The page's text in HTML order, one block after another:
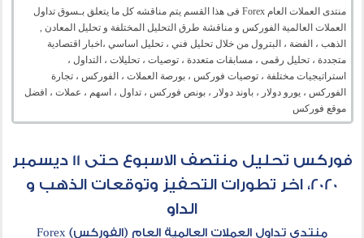
منتدى العملات العام Forex فى هذا القسم يتم مناقشه كل ما يتعلق بـسوق تداول
العملات العالمية الفوركس و مناقشة طرق التحليل المختلفة و تحليل المعادن ,
الذهب ، الفضة ، البترول من خلال تحليل فني ، تحليل اساسي ،اخبار اقتصادية
متجددة ، تحليل رقمى ، مسابقات متعددة ، توصيات ، تحليلات ، التداول ،
استراتيجيات مختلفة ، توصيات فوركس ، بورصة العملات ، الفوركس ، تجارة
الفوركس ، يورو دولار ، باوند دولار ، بونص فوركس ، تداول ، اسهم ، عملات ، افضل
موقع فوركس
فوركس تحليل منتصف الاسبوع حتى 11 ديسمبر
2020، اخر تطورات التحفيز وتوقعات الذهب و
الداو
منتدى تداول العملات العالمية العام (الفوركس) Forex